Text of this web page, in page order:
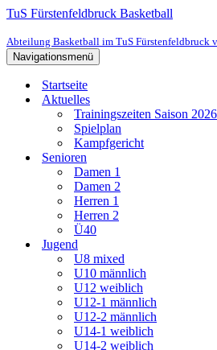
TuS Fürstenfeldbruck Basketball
Abteilung Basketball im TuS Fürstenfeldbruck
Navigationsmenü
Startseite
Aktuelles
Trainingszeiten Saison
Spielplan
Kampfgericht
Senioren
Damen 1
Damen 2
Herren 1
Herren 2
Ü40
Jugend
U8 mixed
U10 männlich
U12 weiblich
U12-1 männlich
U12-2 männlich
U14-1 weiblich
U14-2 weiblich